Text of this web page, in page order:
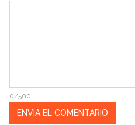
0/500